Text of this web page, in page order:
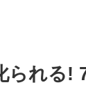
れる!